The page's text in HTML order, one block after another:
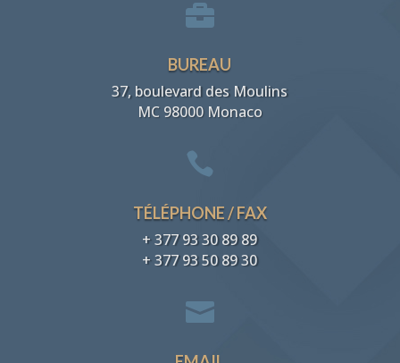

BUREAU
37, boulevard des Moulins
MC 98000 Monaco

TÉLÉPHONE / FAX
+ 377 93 30 89 89
+ 377 93 50 89 30
